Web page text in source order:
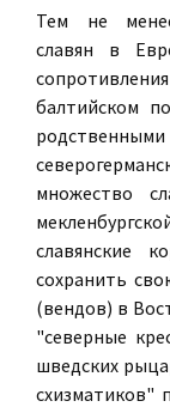
Тем не
славян в
балтийском
множество
славянские
сохранить
(вендов) в
"северные
шведских
схизматиков"